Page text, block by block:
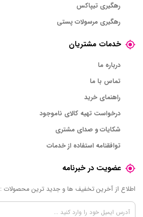
رهگیری تیپاکس
رهگیری مرسولات پستی
خدمات مشتریان
درباره ما
تماس با ما
راهنمای خرید
درخواست تهیه کالای ناموجود
شکایات و صدای مشتری
توافقنامه استفاده از خدمات
عضویت در خبرنامه
اطلاع از آخرین تخفیف ها و جدید ترین محصولات :